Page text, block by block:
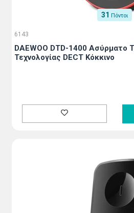
31 Πόντοι
6143
DAEWOO DTD-1400 Ασύρματο
Τεχνολογίας DECT Κόκκινο